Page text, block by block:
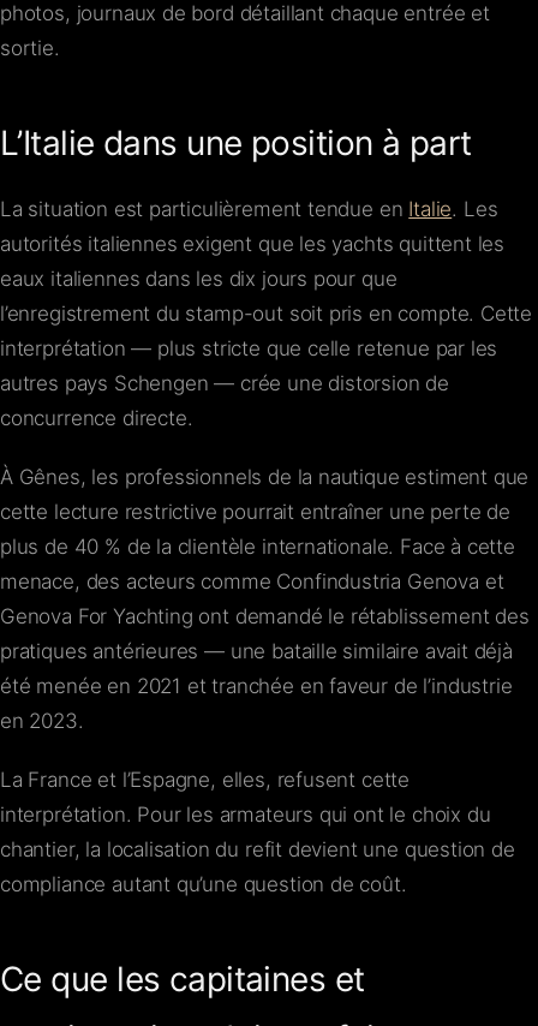
photos, journaux de bord détaillant chaque entrée et
sortie.
L’Italie dans une position à part
La situation est particulièrement tendue en Italie. Les
autorités italiennes exigent que les yachts quittent les
eaux italiennes dans les dix jours pour que
l’enregistrement du stamp-out soit pris en compte. Cette
interprétation — plus stricte que celle retenue par les
autres pays Schengen — crée une distorsion de
concurrence directe.
À Gênes, les professionnels de la nautique estiment que
cette lecture restrictive pourrait entraîner une perte de
plus de 40 % de la clientèle internationale. Face à cette
menace, des acteurs comme Confindustria Genova et
Genova For Yachting ont demandé le rétablissement des
pratiques antérieures — une bataille similaire avait déjà
été menée en 2021 et tranchée en faveur de l’industrie
en 2023.
La France et l’Espagne, elles, refusent cette
interprétation. Pour les armateurs qui ont le choix du
chantier, la localisation du refit devient une question de
compliance autant qu’une question de coût.
Ce que les capitaines et